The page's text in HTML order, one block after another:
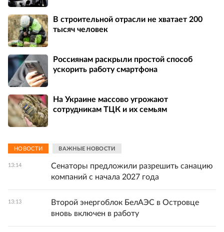
В строительной отрасли не хватает 200
тысяч человек
Россиянам раскрыли простой способ
ускорить работу смартфона
На Украине массово угрожают
сотрудникам ТЦК и их семьям
НОВОСТИ ВАЖНЫЕ НОВОСТИ
13:14
Сенаторы предложили разрешить санацию
компаний с начала 2027 года
13:13
Второй энергоблок БелАЭС в Островце
вновь включен в работу